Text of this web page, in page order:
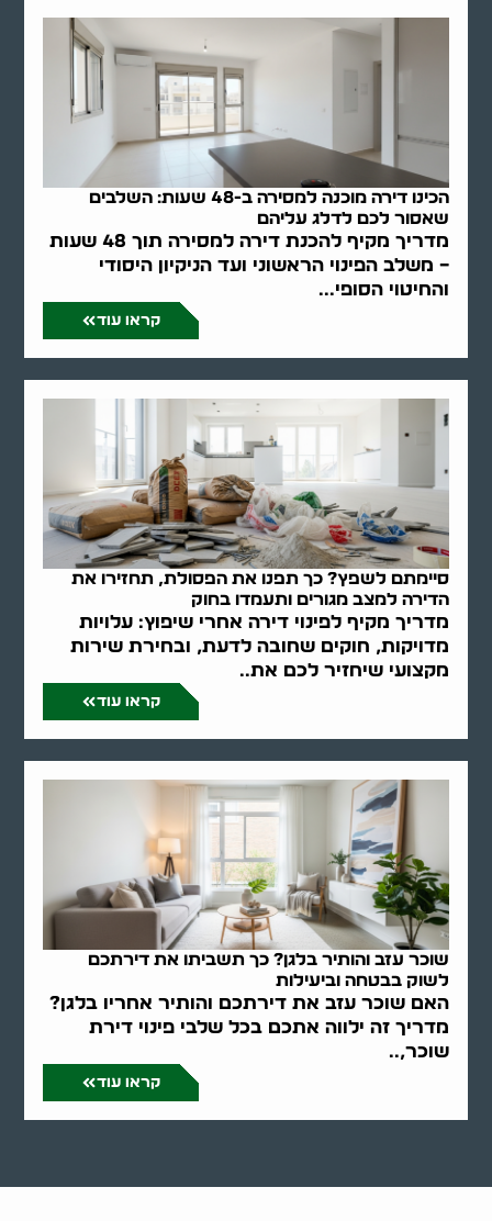
הכינו דירה מוכנה למסירה ב-48 שעות: השלבים
שאסור לכם לדלג עליהם
מדריך מקיף להכנת דירה למסירה תוך 48 שעות
– משלב הפינוי הראשוני ועד הניקיון היסודי
והחיטוי הסופי...
קראו עוד
סיימתם לשפץ? כך תפנו את הפסולת, תחזירו את
הדירה למצב מגורים ותעמדו בחוק
מדריך מקיף לפינוי דירה אחרי שיפוץ: עלויות
מדויקות, חוקים שחובה לדעת, ובחירת שירות
מקצועי שיחזיר לכם את..
קראו עוד
שוכר עזב והותיר בלגן? כך תשביתו את דירתכם
לשוק בבטחה וביעילות
האם שוכר עזב את דירתכם והותיר אחריו בלגן?
מדריך זה ילווה אתכם בכל שלבי פינוי דירת
שוכר,..
קראו עוד